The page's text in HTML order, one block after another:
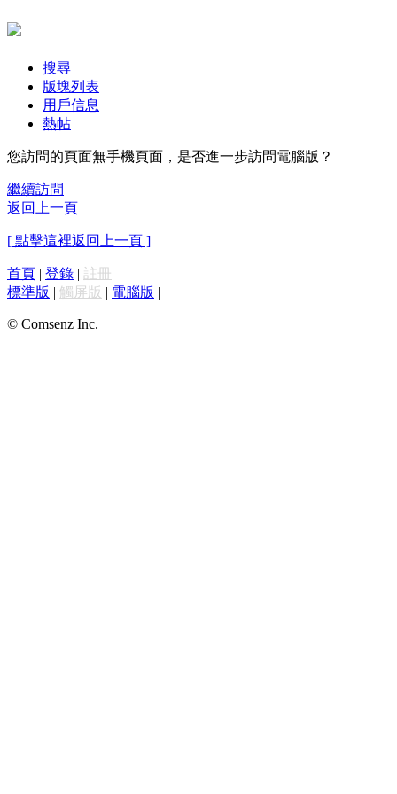
搜尋
版塊列表
用戶信息
熱帖
您訪問的頁面無手機頁面，是否進一步訪問電腦版？
繼續訪問
返回上一頁
[ 點擊這裡返回上一頁 ]
首頁 | 登錄 | 註冊
標準版 | 觸屏版 | 電腦版 |
© Comsenz Inc.